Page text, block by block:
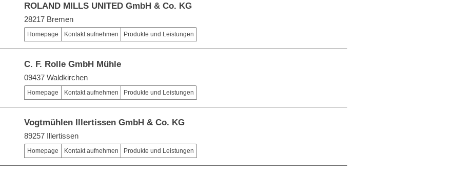
ROLAND MILLS UNITED GmbH & Co. KG
28217 Bremen
Homepage Kontakt aufnehmen Produkte und Leistungen
C. F. Rolle GmbH Mühle
09437 Waldkirchen
Homepage Kontakt aufnehmen Produkte und Leistungen
Vogtmühlen Illertissen GmbH & Co. KG
89257 Illertissen
Homepage Kontakt aufnehmen Produkte und Leistungen